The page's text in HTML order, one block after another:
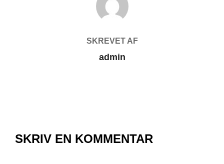
SKREVET AF
admin
SKRIV EN KOMMENTAR